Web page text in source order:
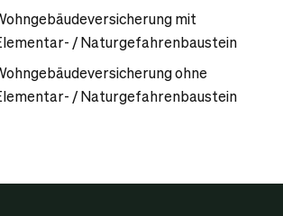
mit
/ Naturgefahrenbaustein
ohne
/ Naturgefahrenbaustein